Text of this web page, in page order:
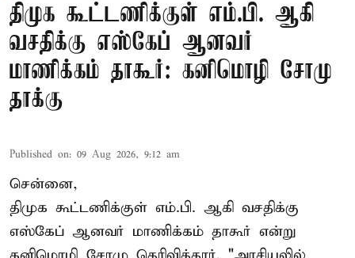
திமுக கூட்டணிக்குள் எம்.பி. ஆகி
வசதிக்கு எஸ்கேப் ஆனவர்
மாணிக்கம் தாகூர்: கனிமொழி சோமு
தாக்கு
Published on: 09 Aug 2026, 9:12 am
சென்னை,
திமுக கூட்டணிக்குள் எம்.பி. ஆகி வசதிக்கு
எஸ்கேப் ஆனவர் மாணிக்கம் தாகூர் என்று